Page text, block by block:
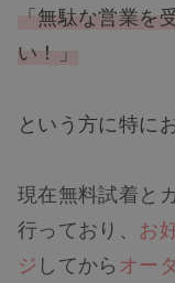
「無駄な営業を
い！」
という方に特に
現在無料試着と
行っており、 お
ジしてから オー